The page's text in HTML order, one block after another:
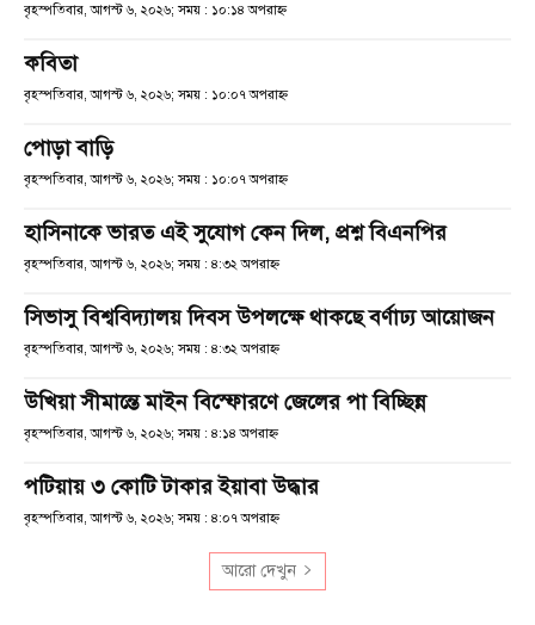
বৃহস্পতিবার, আগস্ট ৬, ২০২৬; সময় : ১০:১৪ অপরাহ্ণ
কবিতা
বৃহস্পতিবার, আগস্ট ৬, ২০২৬; সময় : ১০:০৭ অপরাহ্ণ
পোড়া বাড়ি
বৃহস্পতিবার, আগস্ট ৬, ২০২৬; সময় : ১০:০৭ অপরাহ্ণ
হাসিনাকে ভারত এই সুযোগ কেন দিল, প্রশ্ন বিএনপির
বৃহস্পতিবার, আগস্ট ৬, ২০২৬; সময় : ৪:৩২ অপরাহ্ণ
সিভাসু বিশ্ববিদ্যালয় দিবস উপলক্ষে থাকছে বর্ণাঢ্য আয়োজন
বৃহস্পতিবার, আগস্ট ৬, ২০২৬; সময় : ৪:৩২ অপরাহ্ণ
উখিয়া সীমান্তে মাইন বিস্ফোরণে জেলের পা বিচ্ছিন্ন
বৃহস্পতিবার, আগস্ট ৬, ২০২৬; সময় : ৪:১৪ অপরাহ্ণ
পটিয়ায় ৩ কোটি টাকার ইয়াবা উদ্ধার
বৃহস্পতিবার, আগস্ট ৬, ২০২৬; সময় : ৪:০৭ অপরাহ্ণ
আরো দেখুন